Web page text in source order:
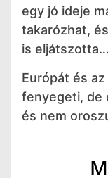
egy jó ideje
takarózhat,
is eljátszotta…
Európát és
fenyegeti, de
és nem